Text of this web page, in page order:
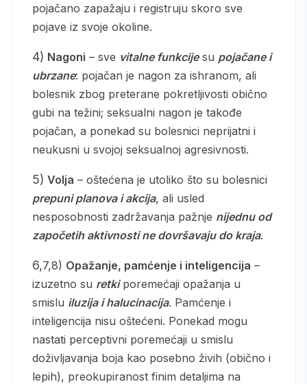
pojačano zapažaju i registruju skoro sve
pojave iz svoje okoline.
Nagoni – sve vitalne funkcijesu pojačane i
ubrzane: pojačan je nagon za ishranom, ali
bolesnik zbog preterane pokretljivosti obično
gubi na težini; seksualni nagon je takođe
pojačan, a ponekad su bolesnici neprijatni i
neukusni u svojoj seksualnoj agresivnosti.
Volja – oštećena je utoliko što su bolesnici
prepuni planova i akcija, ali usled
nesposobnosti zadržavanja pažnje nijednu od
započetih aktivnosti ne dovršavaju do kraja.
6,7,8) Opažanje, pamćenje i inteligencija –
izuzetno su retkiporemećaji opažanja u
smislu iluzija i halucinacija. Pamćenje i
inteligencija nisu oštećeni. Ponekad mogu
nastati perceptivni poremećaji u smislu
doživljavanja boja kao posebno živih (obično i
lepih), preokupiranost finim detaljima na